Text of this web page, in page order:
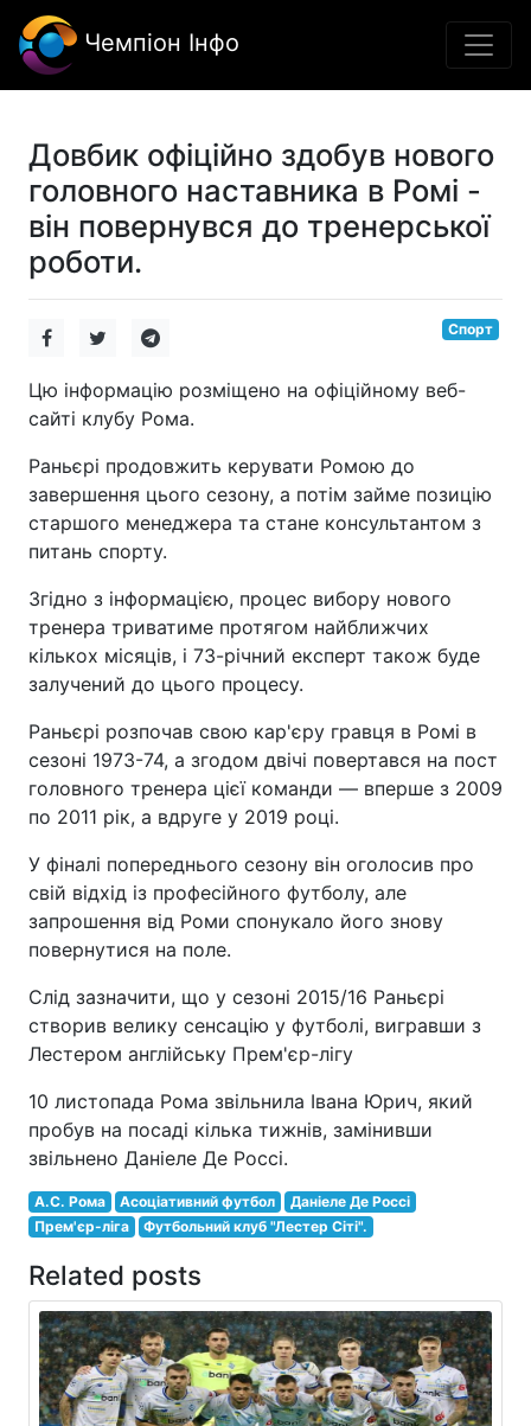
Чемпіон Інфо
Довбик офіційно здобув нового
головного наставника в Ромі -
він повернувся до тренерської
роботи.
Спорт
Цю інформацію розміщено на офіційному веб-
сайті клубу Рома.
Раньєрі продовжить керувати Ромою до
завершення цього сезону, а потім займе позицію
старшого менеджера та стане консультантом з
питань спорту.
Згідно з інформацією, процес вибору нового
тренера триватиме протягом найближчих
кількох місяців, і 73-річний експерт також буде
залучений до цього процесу.
Раньєрі розпочав свою кар'єру гравця в Ромі в
сезоні 1973-74, а згодом двічі повертався на пост
головного тренера цієї команди — вперше з 2009
по 2011 рік, а вдруге у 2019 році.
У фіналі попереднього сезону він оголосив про
свій відхід із професійного футболу, але
запрошення від Роми спонукало його знову
повернутися на поле.
Слід зазначити, що у сезоні 2015/16 Раньєрі
створив велику сенсацію у футболі, вигравши з
Лестером англійську Прем'єр-лігу
10 листопада Рома звільнила Івана Юрич, який
пробув на посаді кілька тижнів, замінивши
звільнено Даніеле Де Россі.
А.С. Рома Асоціативний футбол
Даніеле Де Россі
Прем'єр-ліга
Футбольний клуб "Лестер Сіті".
Related posts